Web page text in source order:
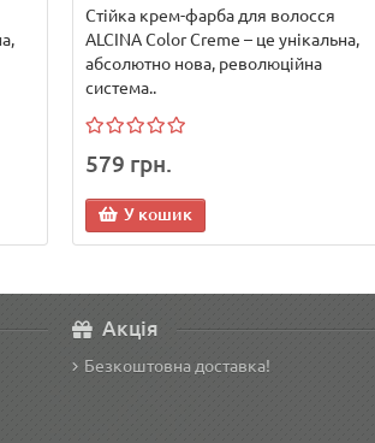
Стійка крем-фарба для волосся
ALCINA Color Creme – це унікальна,
абсолютно нова, революційна
система..
579 грн.
У кошик
Акція
Безкоштовна доставка!